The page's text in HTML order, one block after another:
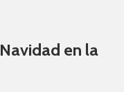
en la